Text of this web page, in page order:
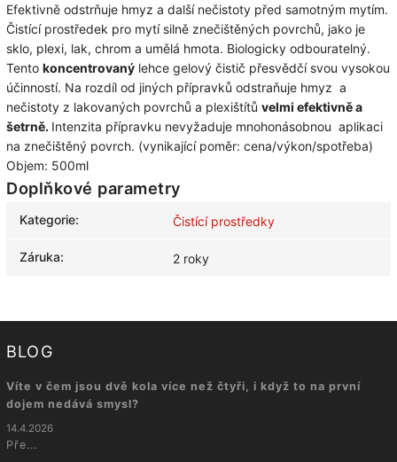
Efektivně odstrňuje hmyz a další nečistoty před samotným mytím.
Čistící prostředek pro mytí silně znečištěných povrchů, jako je
sklo, plexi, lak, chrom a umělá hmota. Biologicky odbouratelný.
Tento koncentrovaný lehce gelový čistič přesvědčí svou vysokou
účinností. Na rozdíl od jiných přípravků odstraňuje hmyz a
nečistoty z lakovaných povrchů a plexištítů velmi efektivně a
šetrně. Intenzita přípravku nevyžaduje mnohonásobnou aplikaci
na znečištěný povrch. (vynikající poměr: cena/výkon/spotřeba)
Objem: 500ml
Doplňkové parametry
Kategorie: Čistící prostředky
Záruka: 2 roky
BLOG
Víte v čem jsou dvě kola více než čtyři, i když to na první
dojem nedává smysl?
14.4.2026
Pře...